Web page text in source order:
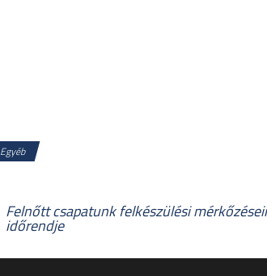
Egyéb
Felnőtt csapatunk felkészülési
időrendje